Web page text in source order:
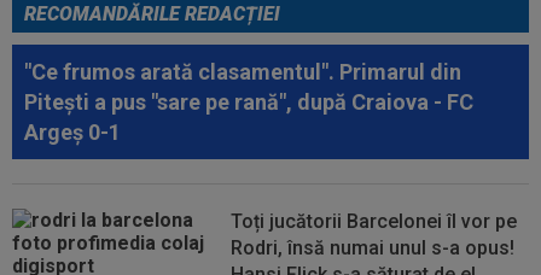
RECOMANDĂRILE REDACȚIEI
"Ce frumos arată clasamentul". Primarul din
Pitești a pus "sare pe rană", după Craiova - FC
Argeș 0-1
Toți jucătorii Barcelonei îl vor pe
Rodri, însă numai unul s-a opus!